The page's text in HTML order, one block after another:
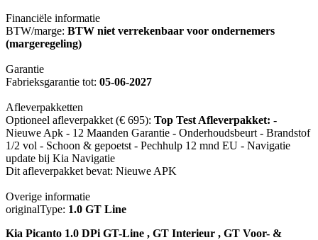
Financiële informatie
BTW/marge: BTW niet verrekenbaar voor ondernemers
(margeregeling)
Garantie
Fabrieksgarantie tot: 05-06-2027
Afleverpakketten
Optioneel afleverpakket (€ 695): Top Test Afleverpakket: -
Nieuwe Apk - 12 Maanden Garantie - Onderhoudsbeurt - Brandstof
1/2 vol - Schoon & gepoetst - Pechhulp 12 mnd EU - Navigatie
update bij Kia Navigatie
Dit afleverpakket bevat: Nieuwe APK
Overige informatie
originalType: 1.0 GT Line
Kia Picanto 1.0 DPi GT-Line , GT Interieur , GT Voor- &